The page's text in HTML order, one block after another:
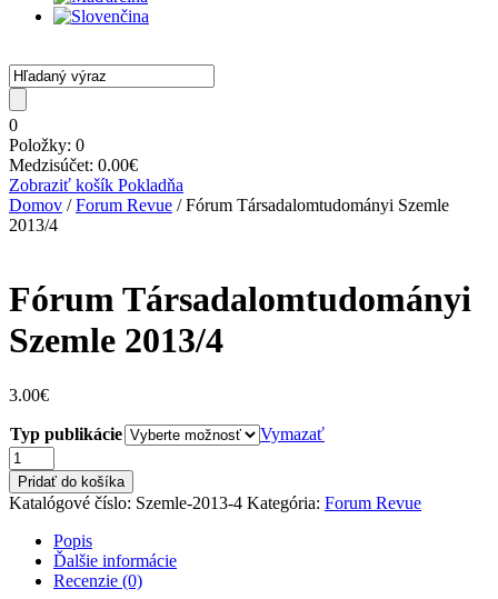
0
Položky: 0
Medzisúčet: 0.00€
Zobraziť košík Pokladňa
Domov /Forum Revue / Fórum Társadalomtudományi Szemle
2013/4
Fórum Társadalomtudományi
Szemle 2013/4
3.00€
Typ publikácie
Vymazať
množstvo
Fórum
Társadalomtudományi
Szemle
2013/4
Pridať do košíka
Katalógové číslo: Szemle-2013-4 Kategória: Forum Revue
Popis
Ďalšie informácie
Recenzie (0)